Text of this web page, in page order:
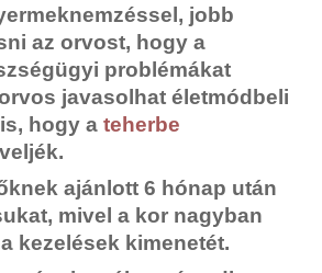
jobb
az orvost, hogy a
problémákat
javasolhat életmódbeli
hogy a teherbe
ajánlott 6 hónap után
mivel a kor nagyban
kezelések kimenetét.